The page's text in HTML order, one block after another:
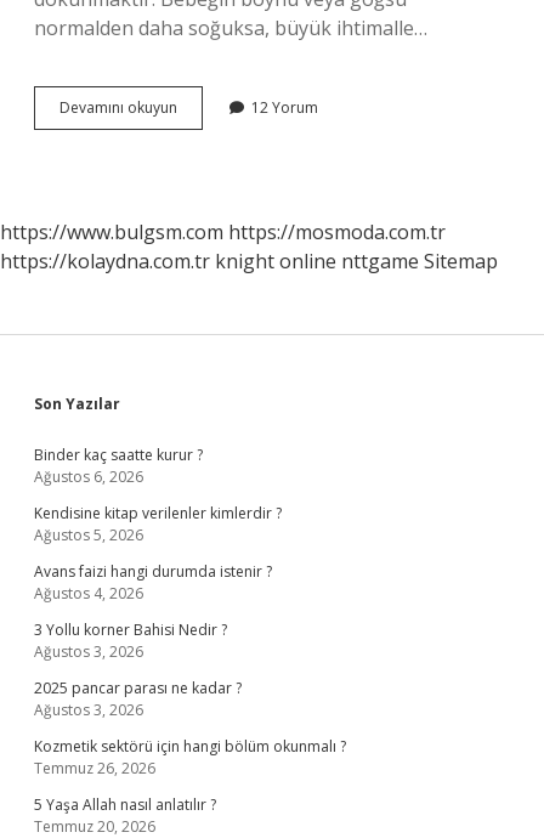
normalden daha soğuksa, büyük ihtimalle…
Devamını okuyun Bebeklerin
En
12 Yorum
https://www.bulgsm.com https://mosmoda.com.tr
https://kolaydna.com.tr knight online nttgame Sitemap
Sidebar
Son Yazılar
Binder kaç saatte kurur ?
Ağustos 6, 2026
Kendisine kitap verilenler kimlerdir ?
Ağustos 5, 2026
Avans faizi hangi durumda istenir ?
Ağustos 4, 2026
3 Yollu korner Bahisi Nedir ?
Ağustos 3, 2026
2025 pancar parası ne kadar ?
Ağustos 3, 2026
Kozmetik sektörü için hangi bölüm okunmalı ?
Temmuz 26, 2026
5 Yaşa Allah nasıl anlatılır ?
Temmuz 20, 2026